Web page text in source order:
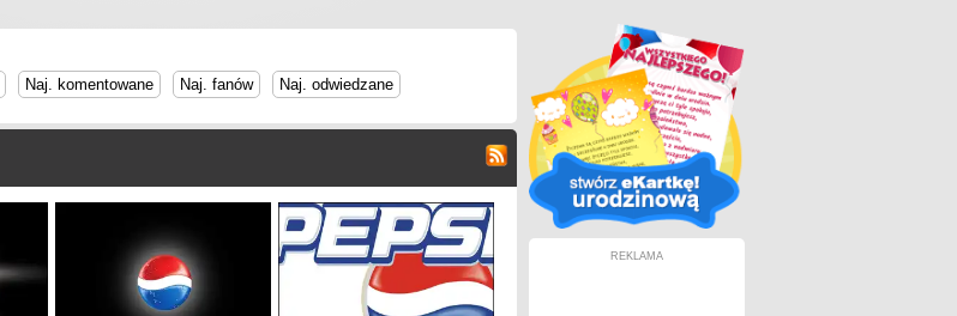
Naj. komentowane Naj. fanów Naj. odwiedzane
REKLAMA